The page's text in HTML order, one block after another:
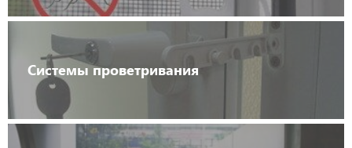
Системы проветривания